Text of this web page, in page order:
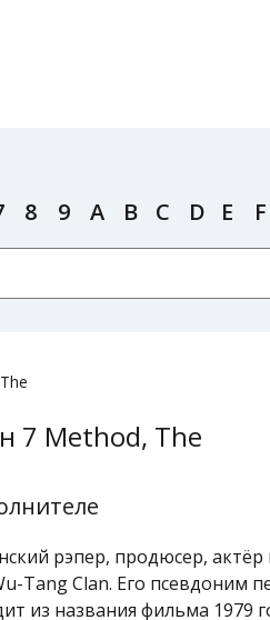
8 9 A B C D E F
7 Method, The
рэпер, продюсер,
Tang Clan. Его псевдоним
из названия фильма 1979